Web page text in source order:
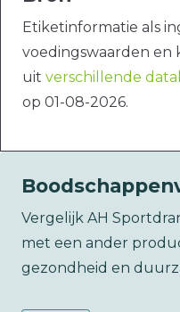
Etiketinformatie als
voedingswaarden en
uit verschillende
op 01-08-2026.
Vergelijk AH
met een ander
gezondheid en